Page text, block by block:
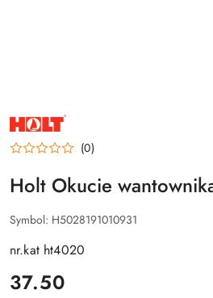
NAZWA
PRODUCENTA:
HOLT (0)
Holt Okucie
Symbol: H5028191010931
nr.kat ht4020
cena:
37.50